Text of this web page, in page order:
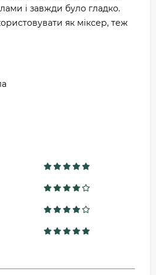
і завжди було гладко.
як міксер, теж